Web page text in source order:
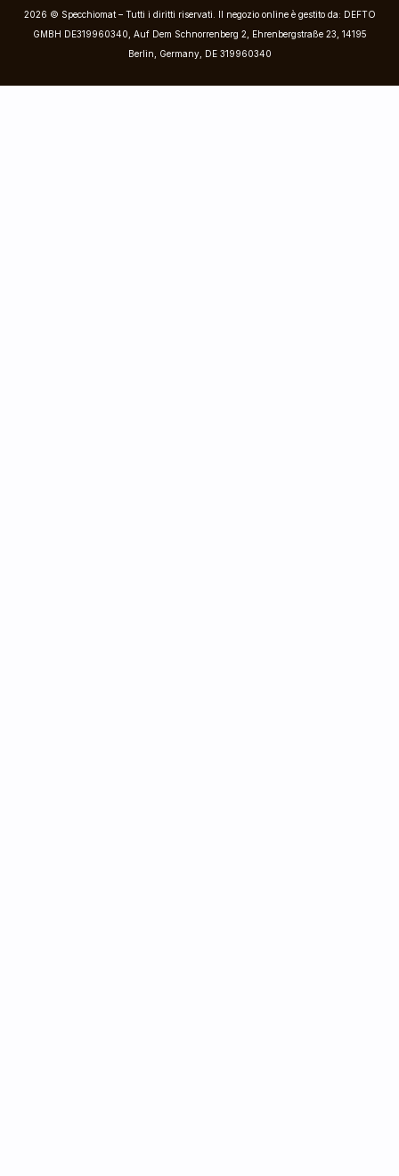
2026 © Specchiomat – Tutti i diritti riservati. Il negozio online è gestito da: DEFTO
GMBH DE319960340, Auf Dem Schnorrenberg 2, Ehrenbergstraße 23, 14195
Berlin, Germany, DE 319960340